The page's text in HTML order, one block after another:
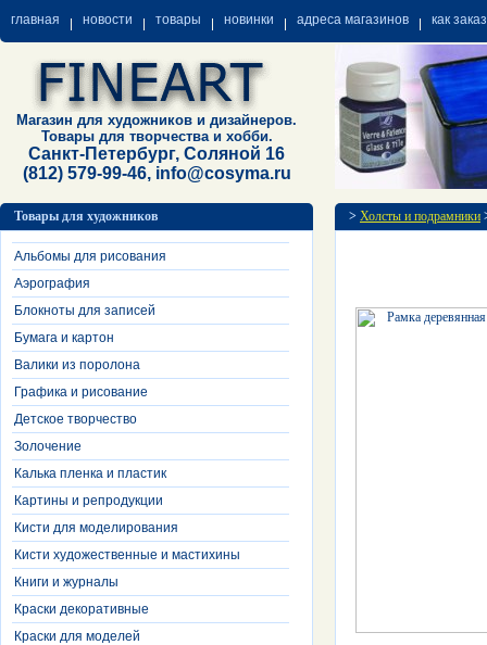
главная новости товары новинки адреса магазинов как
Магазин для художников и дизайнеров.
Товары для творчества и хобби.
Санкт-Петербург, Соляной 16
(812) 579-99-46, info@cosyma.ru
Товары для художников
Альбомы для рисования
Аэрография
Блокноты для записей
Бумага и картон
Валики из поролона
Графика и рисование
Детское творчество
Золочение
Калька пленка и пластик
Картины и репродукции
Кисти для моделирования
Кисти художественные и мастихины
Книги и журналы
Краски декоративные
Краски для моделей
> Холсты и подрамники